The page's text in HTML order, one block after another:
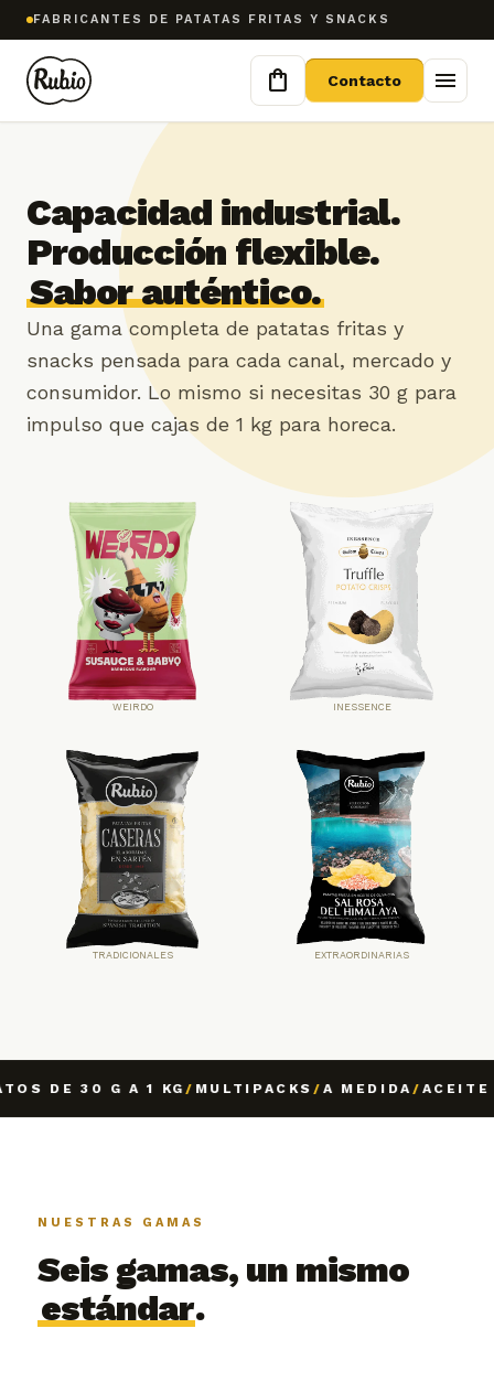
FABRICANTES DE PATATAS FRITAS Y SNACKS
shopping_bag Contacto menu
Capacidad industrial.
Producción flexible.
Sabor auténtico.
Una gama completa de patatas fritas y
snacks pensada para cada canal, mercado y
consumidor. Lo mismo si necesitas 30 g para
impulso que cajas de 1 kg para horeca.
WEIRDO INESSENCE
TRADICIONALES EXTRAORDINARIAS
DE 30 G A 1 KG /MULTIPACKS/A MEDIDA /ACEITE
NUESTRAS GAMAS
Seis gamas, un mismo
estándar.